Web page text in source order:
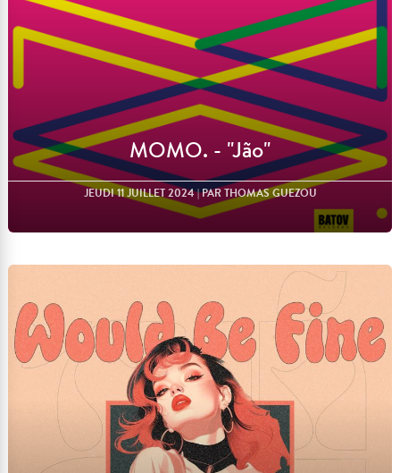
MOMO. - "Jão"
JEUDI 11 JUILLET 2024| PAR THOMAS GUEZOU
Lire l'article